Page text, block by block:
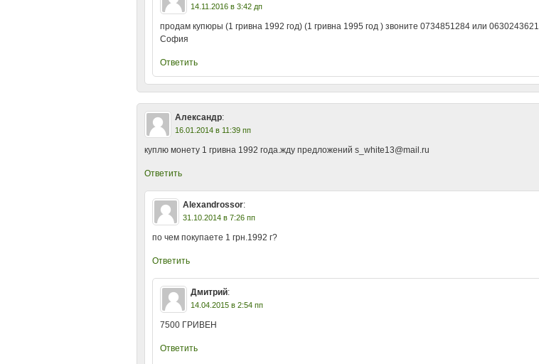
14.11.2016 в 3:42 дп
продам купюры (1 гривна 1992 год) (1 гривна 1995 год ) звоните 0734851284 или 0630243621
София
Ответить
Александр:
16.01.2014 в 11:39 пп
куплю монету 1 гривна 1992 года.жду предложений s_white13@mail.ru
Ответить
Alexandrossor:
31.10.2014 в 7:26 пп
по чем покупаете 1 грн.1992 г?
Ответить
Дмитрий:
14.04.2015 в 2:54 пп
7500 ГРИВЕН
Ответить